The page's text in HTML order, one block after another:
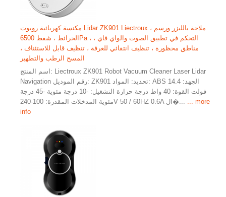
مكنسة كهربائية روبوت Lidar ZK901 Liectroux ، ملاحة بالليزر ورسم
الخرائط ، شفط 6500Pa ، التحكم في تطبيق الصوت والواي فاي ،
مناطق محظورة ، تنظيف انتقائي للغرفة ، تنظيف قابل للاستئناف ،
المسح الرطب والتطهير
اسم المنتج: Liectroux ZK901 Robot Vacuum Cleaner Laser Lidar
Navigation رقم الموديل: ZK901 تحديد: المواد: ABS الجهد: 14.4
فولت القوة: 40 واط درجة حرارة التشغيل: -10 درجة مئوية -45 درجة
مئوية المدخلات المقدرة: 100-240V 50 / 60HZ 0.6A ال�...
... more
info